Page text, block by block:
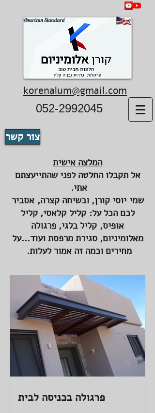
American Standard
korenalum@gmail.com
052-2992045
צור קשר
המלצה אישית
אל תקבלו החלטה לפני שהתייעצתם
אתי.
שמי יוסי קורן, ובשיחה קצרה, אסביר
לכם הכל על: קליל קלאסי, קליל
אופיס, קליל בלגי, פרגולה
מאלומיניום, סגירת מרפסת ועוד...על
מחירים וכמה זה אמור לעלות.
פרגולה בכניסה לבית